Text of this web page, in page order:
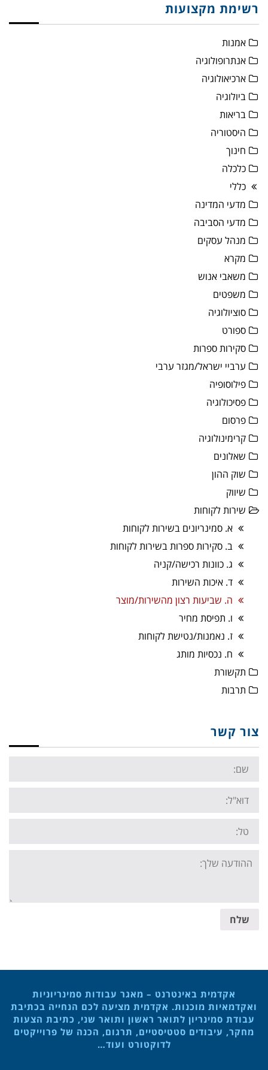
רשימת מקצועות
אמנות
אנתרופולוגיה
ארכיאולוגיה
ביולוגיה
בריאות
היסטוריה
חינוך
כלכלה
כללי
מדעי המדינה
מדעי הסביבה
מנהל עסקים
מקרא
משאבי אנוש
משפטים
סוציולוגיה
ספורט
סקירות ספרות
ערביי ישראל/מגזר ערבי
פילוסופיה
פסיכולוגיה
פרסום
קרימינולוגיה
שאלונים
שוק ההון
שיווק
שירות לקוחות
א. סמינריונים בשירות לקוחות
ב. סקירות ספרות בשירות לקוחות
ג. כוונות רכישה/קניה
ד. איכות השירות
ה. שביעות רצון מהשירות/מוצר
ו. תפיסת מחיר
ז. נאמנות/נטישת לקוחות
ח. נכסיות מותג
תקשורת
תרבות
צור קשר
Name:
Email:
Tel:
Your
message:
שלח
אקדמית באינטרנט – מאגר עבודות סמינריוניות
ואקדמאיות מוכנות. אקדמית מציעה לכם הנחייה בכתיבת
עבודת סמינריון לתואר ראשון ותואר שני, כתיבת הצעות
מחקר, עיבודים סטטיסטיים, תרגום, הכנה של פרוייקטים
לדוקטורט ועוד…